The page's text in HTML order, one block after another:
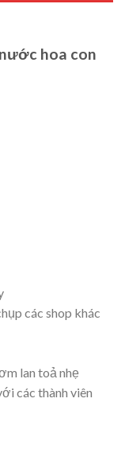
hoa con
các shop khác
lan toả nhẹ
các thành viên